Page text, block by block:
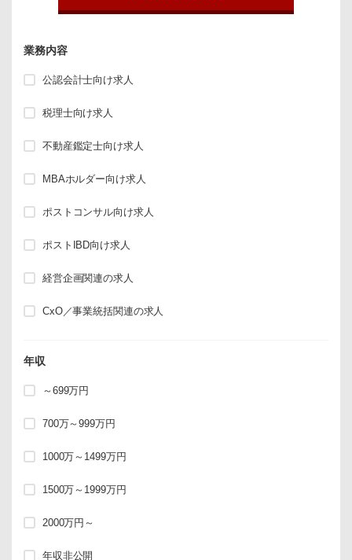
業務内容
公認会計士向け求人
税理士向け求人
不動産鑑定士向け求人
MBAホルダー向け求人
ポストコンサル向け求人
ポストIBD向け求人
経営企画関連の求人
CxO／事業統括関連の求人
年収
～699万円
700万～999万円
1000万～1499万円
1500万～1999万円
2000万円～
年収非公開